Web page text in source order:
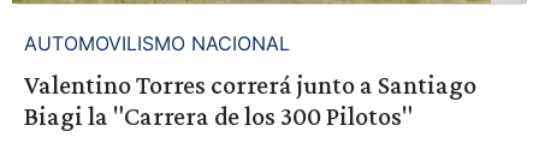
AUTOMOVILISMO NACIONAL
Valentino Torres correrá junto a Santiago
Biagi la "Carrera de los 300 Pilotos"